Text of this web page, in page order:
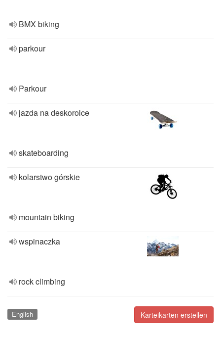
BMX biking
parkour
Parkour
jazda na deskorolce
skateboarding
kolarstwo górskie
mountain biking
wspinaczka
rock climbing
Karteikarten erstellen
English